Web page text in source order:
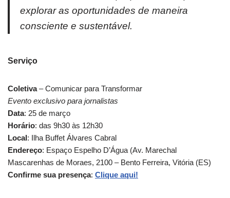
explorar as oportunidades de maneira
consciente e sustentável.
Serviço
Coletiva– Comunicar para Transformar
Evento exclusivo para jornalistas
Data: 25 de março
Horário: das 9h30 às 12h30
Local: Ilha Buffet Álvares Cabral
Endereço: Espaço Espelho D’Água (Av. Marechal
Mascarenhas de Moraes, 2100 – Bento Ferreira, Vitória (ES)
Confirme sua presença: Clique aqui!